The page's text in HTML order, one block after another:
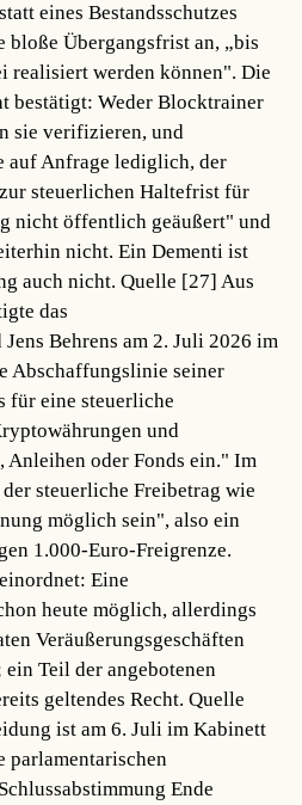
eines Bestandsschutzes
bloße Übergangsfrist an, „bis
realisiert werden können". Die
bestätigt: Weder Blocktrainer
sie verifizieren, und
auf Anfrage lediglich, der
steuerlichen Haltefrist für
nicht öffentlich geäußert" und
nicht. Ein Dementi ist
auch nicht.Quelle [27] Aus
das
Behrens am 2. Juli 2026 im
Abschaffungslinie seiner
für eine steuerliche
und
oder Fonds ein." Im
steuerliche Freibetrag wie
möglich sein", also ein
1.000-Euro-Freigrenze.
Eine
heute möglich, allerdings
Veräußerungsgeschäften
Teil der angebotenen
geltendes Recht.Quelle
ist am 6. Juli im Kabinett
parlamentarischen
Ende